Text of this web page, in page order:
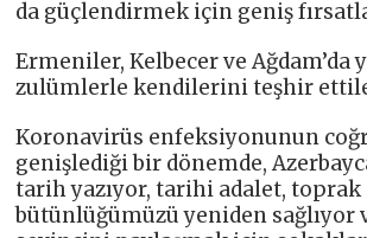
da güçlendirmek için geniş
Ermeniler, Kelbecer ve Ağdam’da
zulümlerle kendilerini teşhir
Koronavirüs enfeksiyonunun
genişlediği bir dönemde,
tarih yazıyor, tarihi adalet, toprak
bütünlüğümüzü yeniden sağlıyor